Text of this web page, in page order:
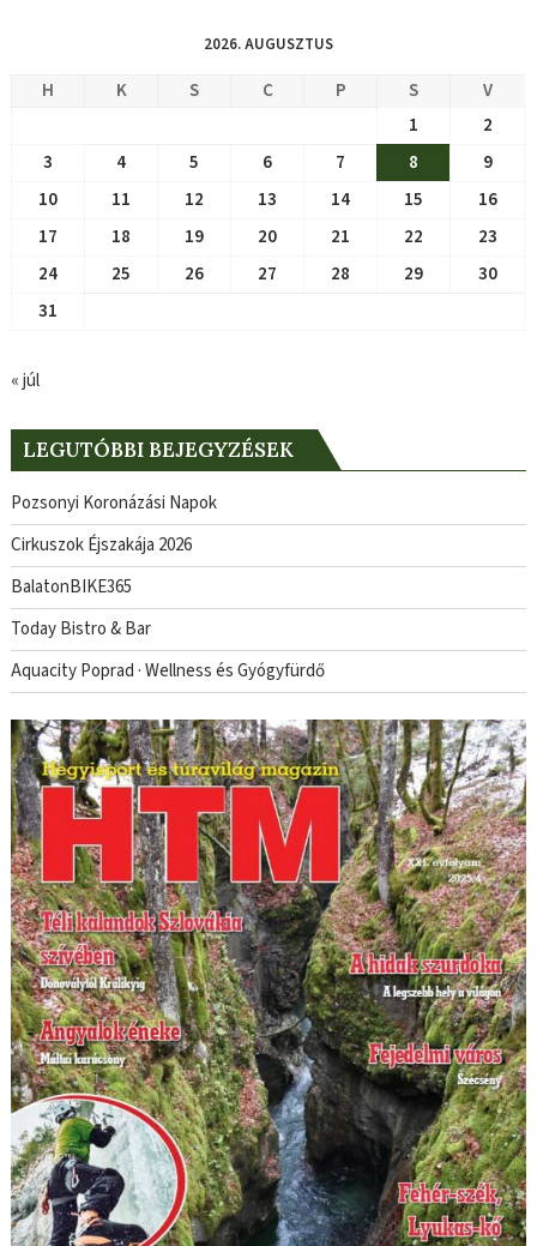
2026. AUGUSZTUS
H K S C P S
V
1
2
3
4 5 6 7 8
9
10
11 12 13 14 15
16
17
18 19 20 21 22
23
24
25 26 27 28 29
30
31
« júl
LEGUTÓBBI BEJEGYZÉSEK
Pozsonyi Koronázási Napok
Cirkuszok Éjszakája 2026
BalatonBIKE365
Today Bistro & Bar
Aquacity Poprad · Wellness és Gyógyfürdő